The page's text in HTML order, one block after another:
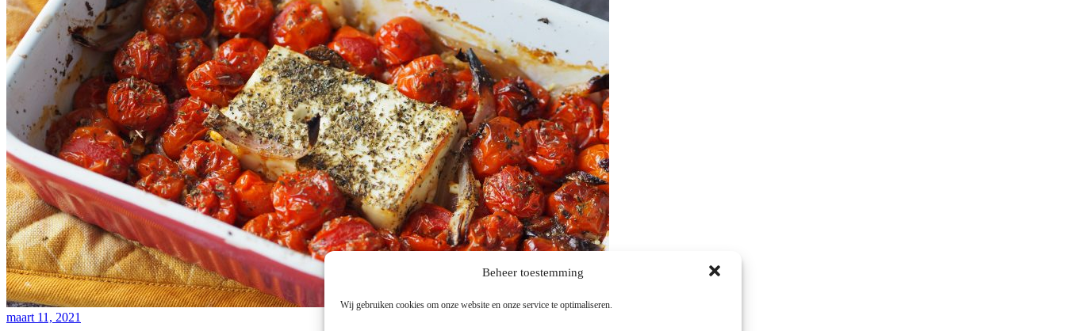
Beheer toestemming
Wij gebruiken cookies om onze website en onze service te optimaliseren.
maart 11, 2021